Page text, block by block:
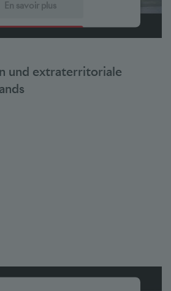
En savoir plus
Accepter
Consent Management Platform
und extraterritoriale